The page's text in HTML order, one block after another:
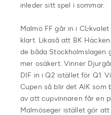
inleder sitt spel i sommar.
Malmö FF går in i CL-
klart. Likaså att BK
de båda Stockholmslagen
mer osäkert. Vinner
DIF in i Q2 istället för Q1.
Cupen så blir det AIK som
av att cupvinnaren får en
Malmöseger istället gör